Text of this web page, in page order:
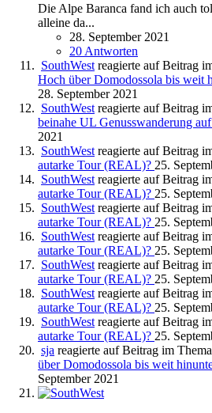
Die Alpe Baranca fand ich auch
alleine da...
28. September 2021
20 Antworten
SouthWest reagierte auf Beitrag
Hoch über Domodossola bis weit
28. September 2021
SouthWest reagierte auf Beitrag
beinahe UL Genusswanderung
2021
SouthWest reagierte auf Beitrag
autarke Tour (REAL)? 25.
SouthWest reagierte auf Beitrag
autarke Tour (REAL)? 25.
SouthWest reagierte auf Beitrag
autarke Tour (REAL)? 25.
SouthWest reagierte auf Beitrag
autarke Tour (REAL)? 25.
SouthWest reagierte auf Beitrag
autarke Tour (REAL)? 25.
SouthWest reagierte auf Beitrag
autarke Tour (REAL)? 25.
SouthWest reagierte auf Beitrag
autarke Tour (REAL)? 25.
sja reagierte auf Beitrag im
über Domodossola bis weit
September 2021